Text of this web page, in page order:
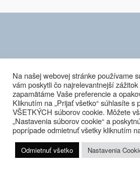
Na našej webovej stránke používame
vám poskytli čo najrelevantnejší
zapamätáme Vaše preferencie a
Kliknutím na „Prijať všetko“ súhlasíte s
VŠETKÝCH súborov cookie. Môžete
„Nastavenia súborov cookie“ a
poprípade odmietnuť všetky kliknutím
Odmietnuť všetko Nastavenia